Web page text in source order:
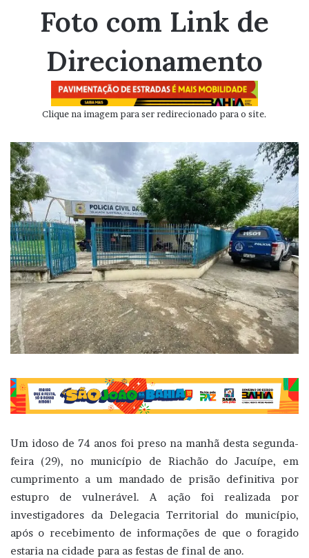
mail
Foto com Link de
Direcionamento
Clique na imagem para ser redirecionado para o site.
Um idoso de 74 anos foi preso na manhã desta segunda-
feira (29), no município de Riachão do Jacuípe, em
cumprimento a um mandado de prisão definitiva por
estupro de vulnerável. A ação foi realizada por
investigadores da Delegacia Territorial do município,
após o recebimento de informações de que o foragido
estaria na cidade para as festas de final de ano.